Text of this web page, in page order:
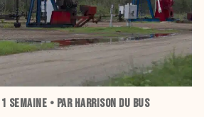
1 SEMAINE • PAR HARRISON DU BUS